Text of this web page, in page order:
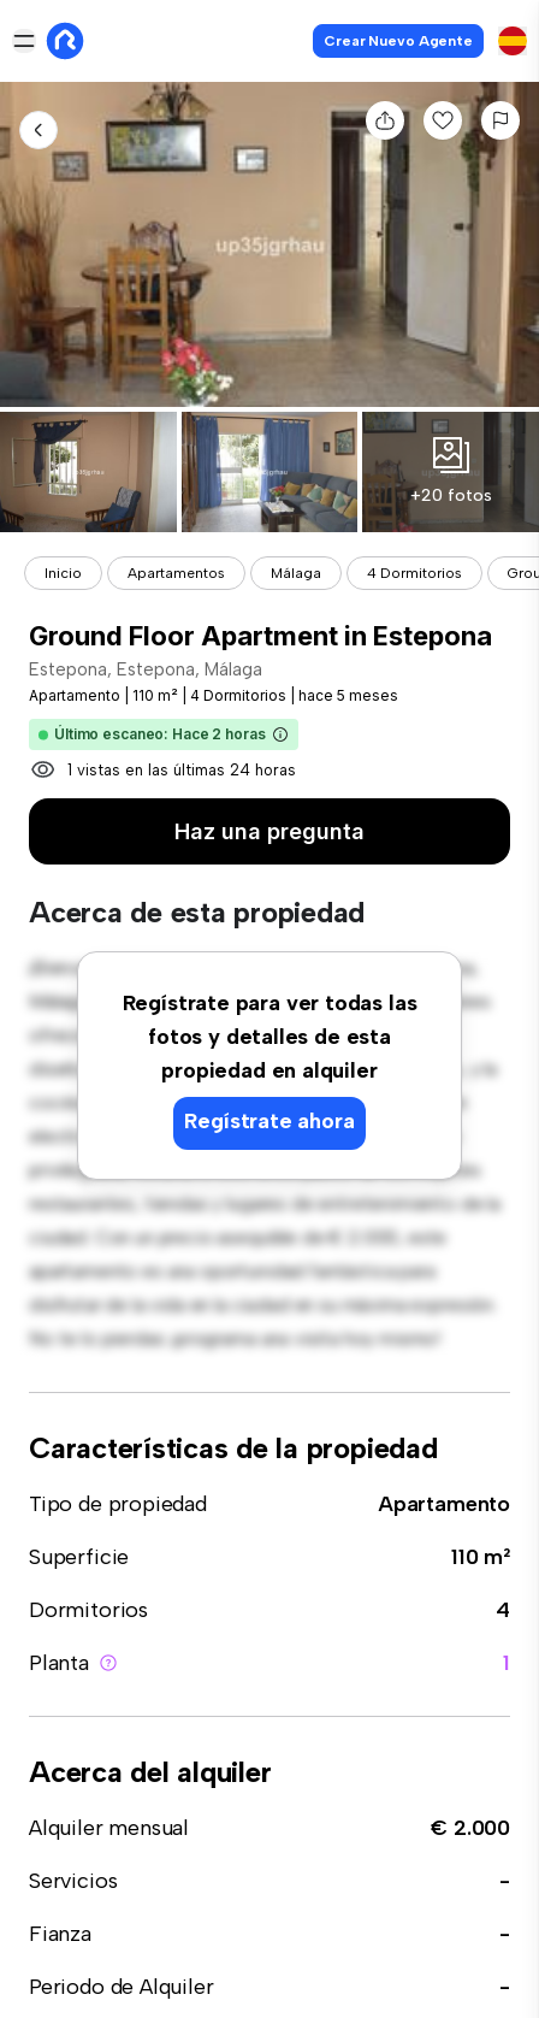
Crear Nuevo Agente
+20 fotos
Inicio Apartamentos Málaga 4 Dormitorios
Ground Floor Apartment in Estepona
Estepona, Estepona, Málaga
Apartamento 110 m² 4 Dormitorios hace 5 meses
Último escaneo: Hace 2 horas
1 vistas en las últimas 24 horas
Haz una pregunta
Acerca de esta propiedad
Regístrate para ver todas las
fotos y detalles de esta
propiedad en alquiler
Regístrate ahora
¡Bienvenido a tu nuevo hogar en Estepona, Estepona,
Málaga! Este moderno apartamento de 4 habitaciones
ofrece un espacio de vida elegante y acogedor. El
diseño diáfano es perfecto para el entretenimiento, y la
cocina de estilo contemporáneo está equipada con
electrodomésticos de gama alta. Con su ubicación
privilegiada, estarás a solo unos pasos de los mejores
restaurantes, tiendas y lugares de entretenimiento de la
ciudad. Con un precio asequible de € 2.000, este
apartamento es una oportunidad fantástica para
disfrutar de la vida en la ciudad en su máxima expresión.
No te lo pierdas: ¡programa una visita hoy mismo!
Características de la propiedad
Tipo de propiedad
Apartamento
Superficie
110 m²
Dormitorios
4
Planta
1
Acerca del alquiler
Alquiler mensual
€ 2.000
Servicios
-
Fianza
-
Periodo de Alquiler
-